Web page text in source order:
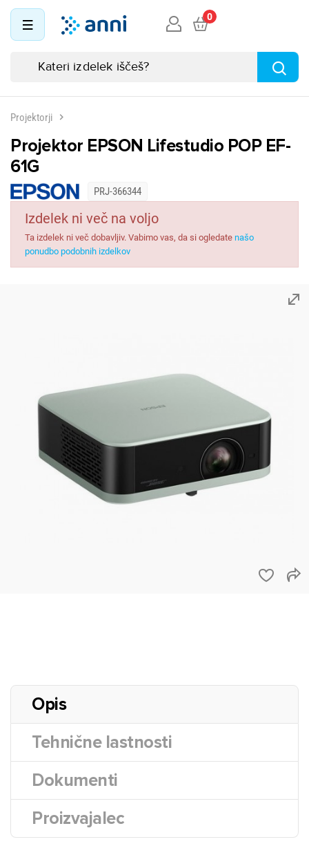
0
Projektorji
Projektor EPSON Lifestudio POP EF-
61G
PRJ-366344
Izdelek ni več na voljo
Ta izdelek ni več dobavljiv. Vabimo vas, da si ogledate našo
ponudbo podobnih izdelkov
Opis
Tehnične lastnosti
Dokumenti
Proizvajalec